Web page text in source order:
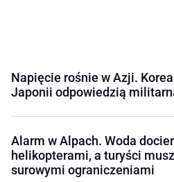
Napięcie rośnie w Azji.
Japonii odpowiedzią
Alarm w Alpach. Woda
helikopterami, a turyści
surowymi ograniczeniami